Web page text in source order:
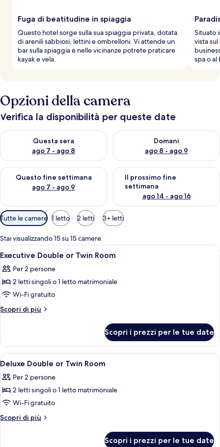
Fuga di beatitudine in spiaggia
Questo hotel sorge sulla sua spiaggia privata, dotata
di arenili sabbiosi, lettini e ombrelloni. Vi attende un
bar sulla spiaggia e nelle vicinanze potrete praticare
kayak e vela.
Situato
vista
spa o al
Opzioni della camera
Verifica la disponibilità per queste date
Questa sera
ago 7 - ago 8
Verifica la disponibilità per questa sera, ago 7 - ago 8
Domani
ago 8 - ago 9
Verifica la disponibilità per
Questo fine settimana
ago 7 - ago 9
Verifica la disponibilità per questo fine settimana, ago 7 - ago
Il prossimo fine
settimana
ago 14 - ago 16
Verifica la disponibilità per il
Filtri
disponibili
per
le
camere
Tutte le camere 1 letto 2 letti 3+ letti
Stai visualizzando 15 su 15 camere
Apri
tutte
le
foto
per
Executive
Twin
Room
Minibar, una cassaforte in camera,
3
Executive Double or Twin Room
Per 2 persone
2 letti singoli o 1 letto matrimoniale
Wi-Fi gratuito
Scopri di più
Altri
Double
or
Twin
Scopri i prezzi per le tue date
Apri
tutte
le
foto
per
Deluxe
Minibar, una cassaforte in camera,
22
Deluxe Double or Twin Room
Per 2 persone
2 letti singoli o 1 letto matrimoniale
Wi-Fi gratuito
Scopri di più
Altri
Scopri i prezzi per le tue date